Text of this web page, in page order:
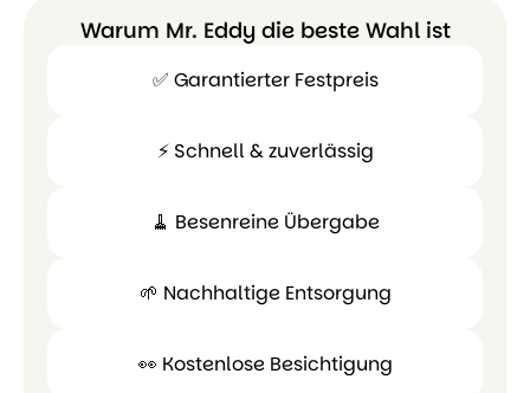
Warum Mr. Eddy die beste Wahl ist
✅ Garantierter Festpreis
⚡ Schnell & zuverlässig
zuverlässig
🧹 Besenreine Übergabe
Übergabe
🌱 Nachhaltige Entsorgung
👀 Kostenlose Besichtigung